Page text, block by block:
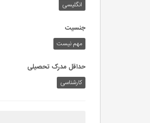
انگلیسی
جنسیت
مهم نیست
حداقل مدرک تحصیلی
کارشناسی